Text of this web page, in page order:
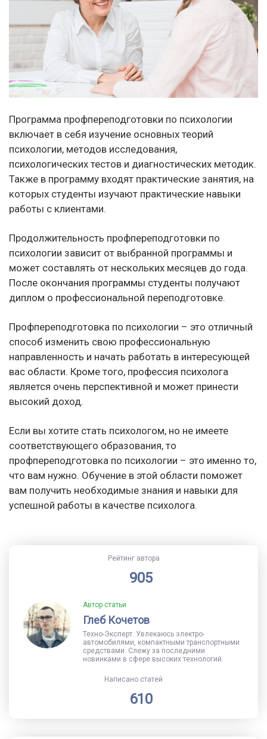
Программа профпереподготовки по психологии
включает в себя изучение основных теорий
психологии, методов исследования,
психологических тестов и диагностических методик.
Также в программу входят практические занятия, на
которых студенты изучают практические навыки
работы с клиентами.
Продолжительность профпереподготовки по
психологии зависит от выбранной программы и
может составлять от нескольких месяцев до года.
После окончания программы студенты получают
диплом о профессиональной переподготовке.
Профпереподготовка по психологии – это отличный
способ изменить свою профессиональную
направленность и начать работать в интересующей
вас области. Кроме того, профессия психолога
является очень перспективной и может принести
высокий доход.
Если вы хотите стать психологом, но не имеете
соответствующего образования, то
профпереподготовка по психологии – это именно то,
что вам нужно. Обучение в этой области поможет
вам получить необходимые знания и навыки для
успешной работы в качестве психолога.
Рейтинг автора
905
Автор статьи
Глеб Кочетов
Техно-Эксперт. Увлекаюсь электро-
автомобилями, компактными транспортными
средствами. Слежу за последними
новинками в сфере высоких технологий.
Написано статей
610